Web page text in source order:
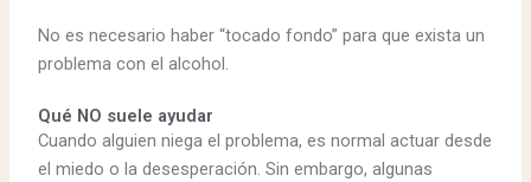
No es necesario haber “tocado fondo” para que exista un
problema con el alcohol.
Qué NO suele ayudar
Cuando alguien niega el problema, es normal actuar desde
el miedo o la desesperación. Sin embargo, algunas